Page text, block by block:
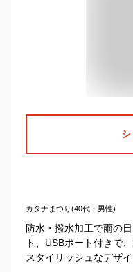
カタナまつり(40代・男性)
防水・撥水加工で雨の
ト、USBポート付きで
スタイリッシュなデザイ